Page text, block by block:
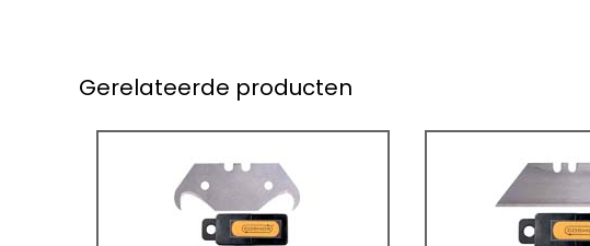
Gerelateerde producten